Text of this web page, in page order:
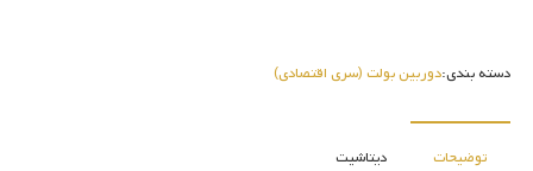
دسته بندی:دوربین بولت (سری اقتصادی)
توضیحات دیتاشیت